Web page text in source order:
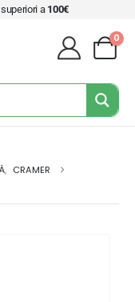
a 100€
0
, CRAMER